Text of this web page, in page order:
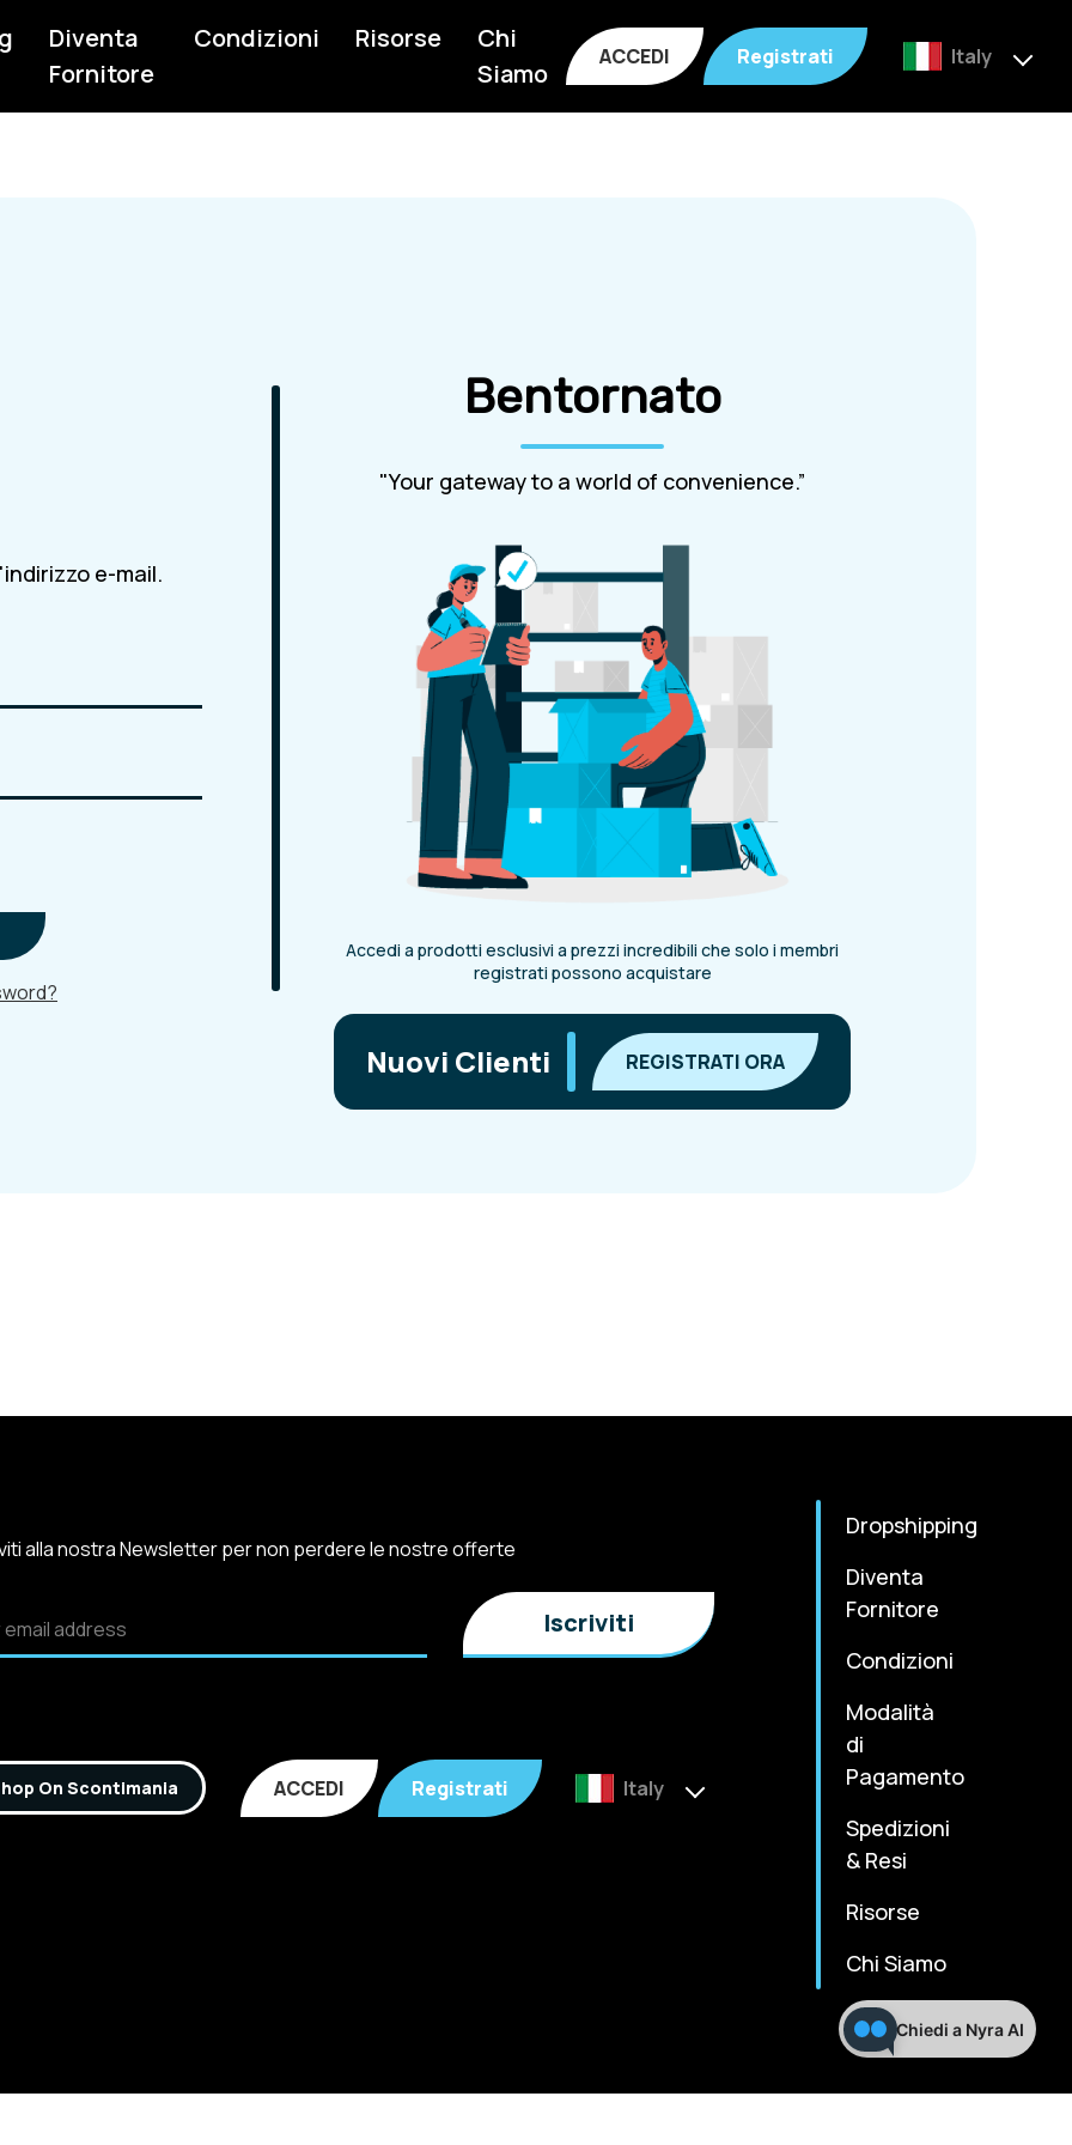
Chiedi a Nyra AI
Diventa
Fornitore
Condizioni Risorse
Chi
Siamo
ACCEDI Registrati Italy
e-mail.
Bentornato
"Your gateway to a world of convenience.”
Accedi a prodotti esclusivi a prezzi incredibili che solo i membri
registrati possono acquistare
Nuovi Clienti REGISTRATI ORA
alla nostra Newsletter per non perdere le nostre offerte
On Scontimania ACCEDI Registrati Italy
Dropshipping
Diventa
Fornitore
Condizioni
Modalità
di
Pagamento
Spedizioni
& Resi
Risorse
Chi Siamo